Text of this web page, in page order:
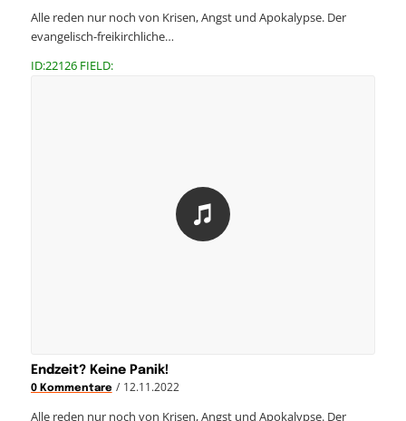
Alle reden nur noch von Krisen, Angst und Apokalypse. Der
evangelisch-freikirchliche…
ID:22126 FIELD:
Endzeit? Keine Panik!
0 Kommentare / 12.11.2022
Alle reden nur noch von Krisen, Angst und Apokalypse. Der